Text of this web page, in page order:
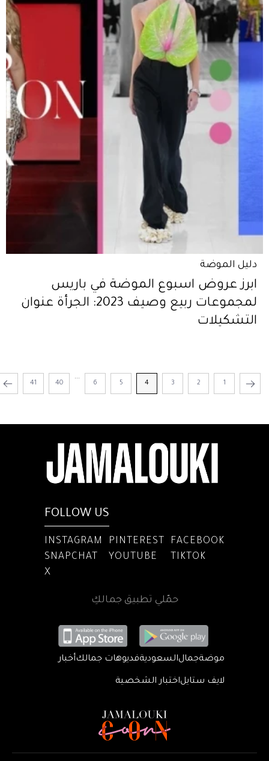
دليل الموضة
ابرز عروض اسبوع الموضة في باريس
لمجموعات ربيع وصيف 2023: الجرأة عنوان
التشكيلات
1
2
3
4
5
6
...
40
41
FOLLOW US
INSTAGRAM PINTEREST
FACEBOOK
SNAPCHAT
YOUTUBE
TIKTOK
X
حمّلي تطبيق جمالكِ
موضةجمالالسعوديةفديوهات جمالكأخبار
لايف ستايلاختبار الشخصية